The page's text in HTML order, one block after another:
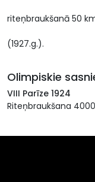
riteņbraukšanā 50
(1927.g.).
Olimpiskie
VIII Parīze 1924
Riteņbraukšana